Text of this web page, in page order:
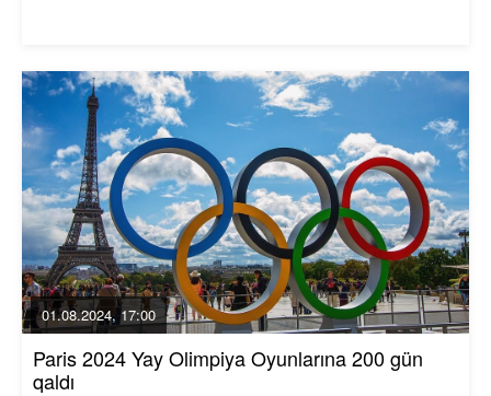
01.08.2024, 17:00
Paris 2024 Yay Olimpiya Oyunlarına 200 gün
qaldı